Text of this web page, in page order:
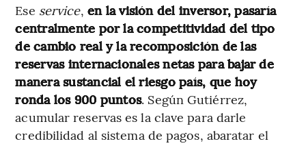
Ese service, en la visión del inversor, pasaría
centralmente por la competitividad del tipo
de cambio real y la recomposición de las
reservas internacionales netas para bajar de
manera sustancial el riesgo país, que hoy
ronda los 900 puntos. Según Gutiérrez,
acumular reservas es la clave para darle
credibilidad al sistema de pagos, abaratar el